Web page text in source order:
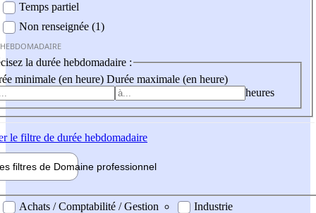
Temps partiel
Non renseignée (1)
la durée hebdomadaire :
minimale (en heure) Durée maximale (en heure)
heures
le filtre de durée hebdomadaire
filtres de Domaine professionnel
professionel
Achats / Comptabilité / Gestion
Industrie